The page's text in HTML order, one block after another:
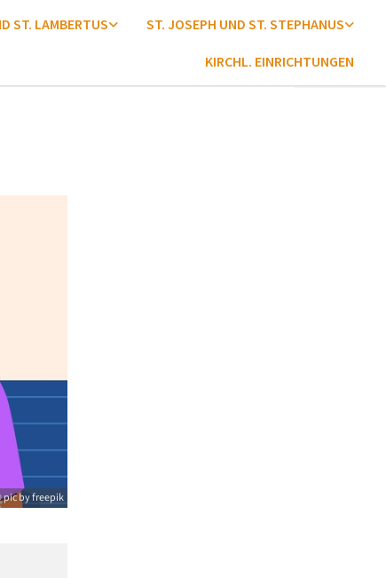
ST. LAMBERTUS ST. JOSEPH UND ST. STEPHANUS
KIRCHL. EINRICHTUNGEN
by freepik